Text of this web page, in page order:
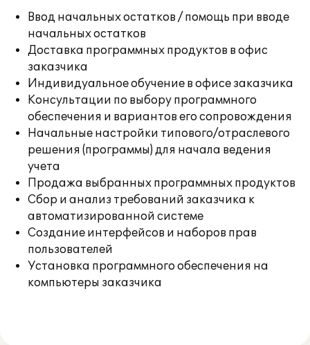
Ввод начальных остатков / помощь при вводе
начальных остатков
Доставка программных продуктов в офис
заказчика
Индивидуальное обучение в офисе заказчика
Консультации по выбору программного
обеспечения и вариантов его сопровождения
Начальные настройки типового/отраслевого
решения (программы) для начала ведения
учета
Продажа выбранных программных продуктов
Сбор и анализ требований заказчика к
автоматизированной системе
Создание интерфейсов и наборов прав
пользователей
Установка программного обеспечения на
компьютеры заказчика